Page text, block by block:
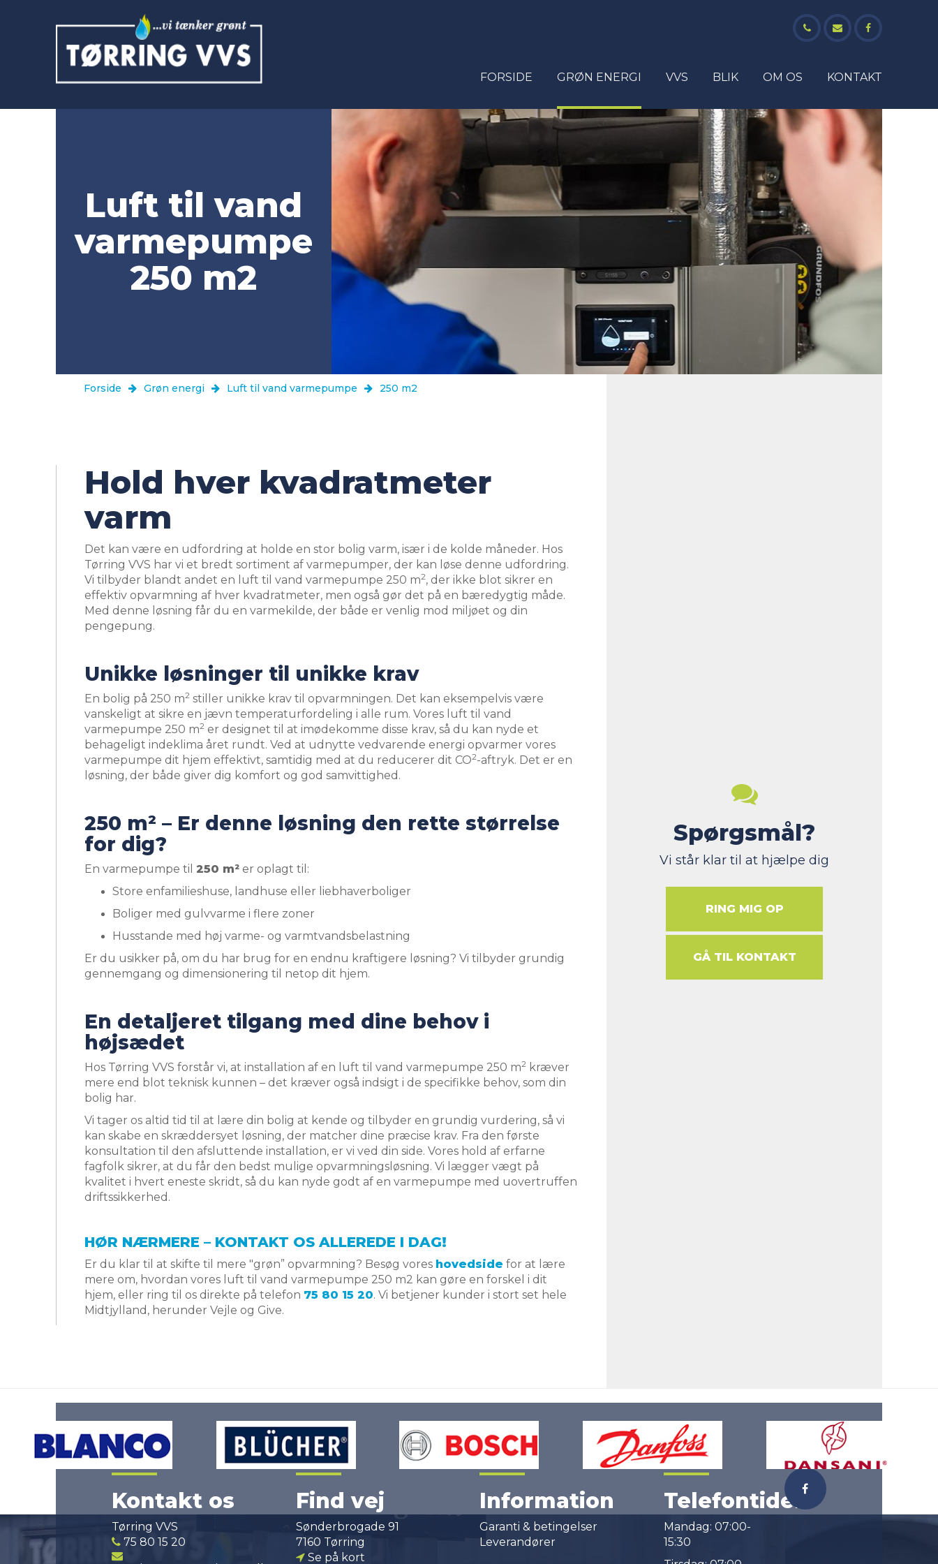
FORSIDE GRØN ENERGI VVS BLIK OM OS KONTAKT
Luft til vand
varmepumpe
250 m2
Forside Grøn energi Luft til vand varmepumpe 250 m2
Hold hver kvadratmeter
varm
Det kan være en udfordring at holde en stor bolig varm, især i de kolde måneder. Hos
Tørring VVS har vi et bredt sortiment af varmepumper, der kan løse denne udfordring.
Vi tilbyder blandt andet en luft til vand varmepumpe 250 m2, der ikke blot sikrer en
effektiv opvarmning af hver kvadratmeter, men også gør det på en bæredygtig måde.
Med denne løsning får du en varmekilde, der både er venlig mod miljøet og din
pengepung.
Unikke løsninger til unikke krav
En bolig på 250 m2 stiller unikke krav til opvarmningen. Det kan eksempelvis være
vanskeligt at sikre en jævn temperaturfordeling i alle rum. Vores luft til vand
varmepumpe 250 m2 er designet til at imødekomme disse krav, så du kan nyde et
behageligt indeklima året rundt. Ved at udnytte vedvarende energi opvarmer vores
varmepumpe dit hjem effektivt, samtidig med at du reducerer dit CO2-aftryk. Det er en
løsning, der både giver dig komfort og god samvittighed.
250 m² – Er denne løsning den rette størrelse
for dig?
En varmepumpe til 250 m² er oplagt til:
Store enfamilieshuse, landhuse eller liebhaverboliger
Boliger med gulvvarme i flere zoner
Husstande med høj varme- og varmtvandsbelastning
Er du usikker på, om du har brug for en endnu kraftigere løsning? Vi tilbyder grundig
gennemgang og dimensionering til netop dit hjem.
En detaljeret tilgang med dine behov i
højsædet
Hos Tørring VVS forstår vi, at installation af en luft til vand varmepumpe 250 m2 kræver
mere end blot teknisk kunnen – det kræver også indsigt i de specifikke behov, som din
bolig har.
Vi tager os altid tid til at lære din bolig at kende og tilbyder en grundig vurdering, så vi
kan skabe en skræddersyet løsning, der matcher dine præcise krav. Fra den første
konsultation til den afsluttende installation, er vi ved din side. Vores hold af erfarne
fagfolk sikrer, at du får den bedst mulige opvarmningsløsning. Vi lægger vægt på
kvalitet i hvert eneste skridt, så du kan nyde godt af en varmepumpe med uovertruffen
driftssikkerhed.
HØR NÆRMERE – KONTAKT OS ALLEREDE I DAG!
Er du klar til at skifte til mere "grøn” opvarmning? Besøg vores hovedside for at lære
mere om, hvordan vores luft til vand varmepumpe 250 m2 kan gøre en forskel i dit
hjem, eller ring til os direkte på telefon 75 80 15 20. Vi betjener kunder i stort set hele
Midtjylland, herunder Vejle og Give.
Spørgsmål?
Vi står klar til at hjælpe dig
RING MIG OP
GÅ TIL KONTAKT
Kontakt os
Tørring VVS
75 80 15 20
Find vej
Sønderbrogade 91
7160 Tørring
Se på kort
Information
Garanti & betingelser
Leverandører
Telefontider
Mandag: 07:00-
15:30